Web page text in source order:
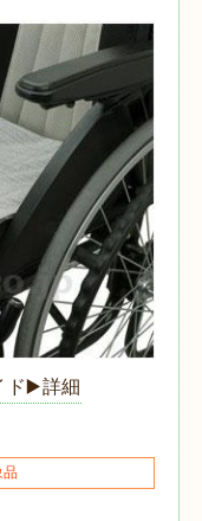
ド▶️詳細
品